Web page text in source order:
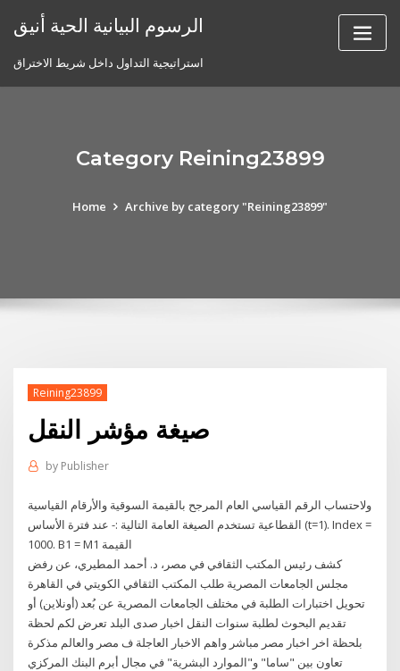
الرسوم البيانية الحية أنيق
استراتيجية التداول داخل شريط الاختراق
Category Reining23899
Home Archive by category "Reining23899"
Reining23899
صيغة مؤشر النقل
by Publisher
ولاحتساب الرقم القياسي العام المرجح بالقيمة السوقية والأرقام القياسية
القطاعية تستخدم الصيغة العامة التالية :- عند فترة الأساس (t=1). Index =
كشف رئيس المكتب الثقافي في مصر، د. أحمد المطيري، عن رفض
مجلس الجامعات المصرية طلب المكتب الثقافي الكويتي في القاهرة
تحويل اختبارات الطلبة في مختلف الجامعات المصرية عن بُعد (أونلاين) أو
تقديم البحوث لطلبة سنوات النقل اخبار صدى البلد تعرض لكم لحظة
بلحظة اخر اخبار مصر مباشر واهم الاخبار العاجلة ف مصر والعالم مذكرة
تعاون بين "ساما" و"الموارد البشرية" في مجال أبرم البنك المركزي